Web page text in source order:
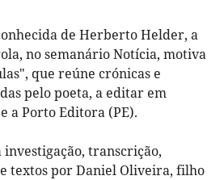
de Herberto Helder, a
no semanário Notícia, motiva
que reúne crónicas e
pelo poeta, a editar em
a Porto Editora (PE).
transcrição,
textos por Daniel Oliveira, filho